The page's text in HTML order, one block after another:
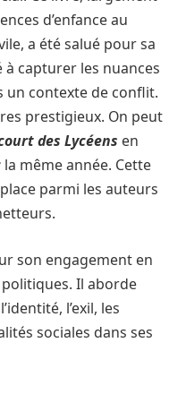
d’enfance au
a été salué pour sa
capturer les nuances
un contexte de conflit.
prestigieux. On peut
des Lycéens en
la même année. Cette
parmi les auteurs
son engagement en
Il aborde
l’exil, les
sociales dans ses